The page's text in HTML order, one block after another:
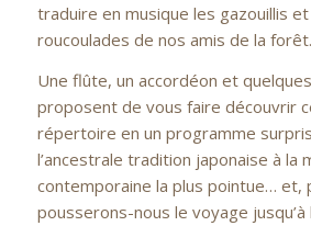
traduire en musique les gazouillis
roucoulades de nos amis de la forêt.
Une flûte, un accordéon et
proposent de vous faire découvrir
répertoire en un programme
l’ancestrale tradition japonaise à la
contemporaine la plus pointue…
pousserons-nous le voyage